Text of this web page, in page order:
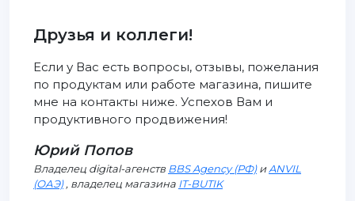
Друзья и коллеги!
Если у Вас есть вопросы, отзывы, пожелания
по продуктам или работе магазина, пишите
мне на контакты ниже. Успехов Вам и
продуктивного продвижения!
Юрий Попов
Владелец digital-агенств BBS Agency (РФ)иANVIL
(ОАЭ), владелец магазина IT-BUTIK